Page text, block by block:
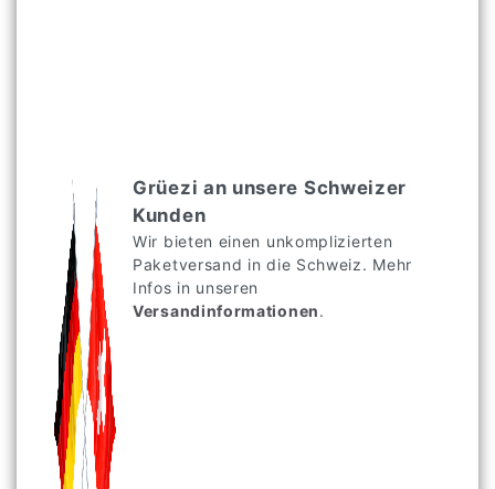
Grüezi an unsere Schweizer
Kunden
Wir bieten einen unkomplizierten
Paketversand in die Schweiz. Mehr
Infos in unseren
Versandinformationen.